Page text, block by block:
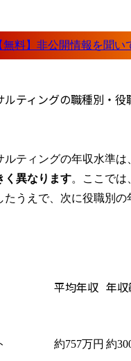
ルティングの職種別・
ルティングの年収水準は
く異なります。ここでは
たうえで、次に役職別の
平均年収 年
約757万円 約